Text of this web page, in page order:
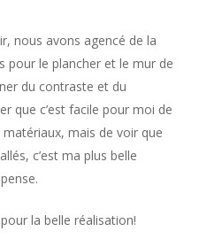
nous avons agencé de la
pour le plancher et le mur de
du contraste et du
que c’est facile pour moi de
mais de voir que
c’est ma plus belle
la belle réalisation!